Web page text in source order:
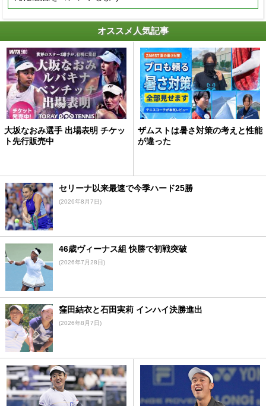
オススメ人気記事
大坂なおみ選手 出場表明 チケッ
ト先行販売中
ザムストは暑さ対策の考えと性能
が違った
セリーナ以来最速で今季ハード25勝
(2026年8月7日)
46歳ヴィーナス組 快勝で初戦突破
(2026年7月28日)
窪田結衣と石田実莉 インハイ決勝進出
(2026年8月7日)